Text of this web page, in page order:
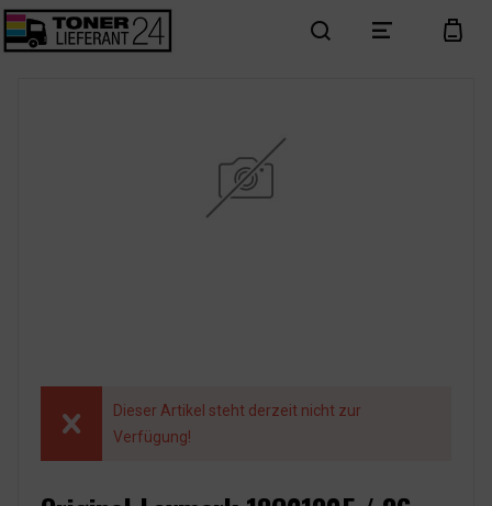
search menu cart
Dieser Artikel steht derzeit nicht zur
Verfügung!